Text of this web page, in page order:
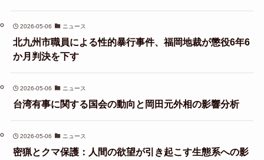
2026-05-06 ニュース
北九州市職員による性的暴行事件、福岡地裁が懲役6年6
か月判決を下す
2026-05-06 ニュース
台湾有事に関する国会の動向と岡田元外相の影響分析
2026-05-06 ニュース
密猟とクマ保護：人間の欲望が引き起こす生態系への影